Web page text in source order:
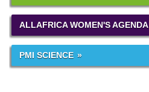
ALLAFRICA WOMEN'S AGENDA
PMI SCIENCE